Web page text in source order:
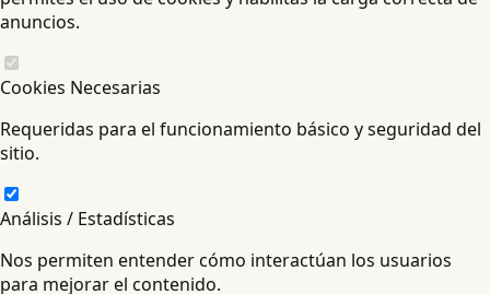
anuncios.
Cookies Necesarias
Requeridas para el funcionamiento básico y seguridad del
sitio.
Análisis / Estadísticas
Nos permiten entender cómo interactúan los usuarios
para mejorar el contenido.